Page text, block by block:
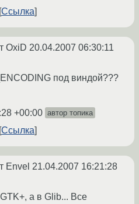
Ссылка
OxiD 20.04.2007 06:30:11
под виндой???
+00:00 автор топика
Ссылка
Envel 21.04.2007 16:21:28
а в Glib... Все